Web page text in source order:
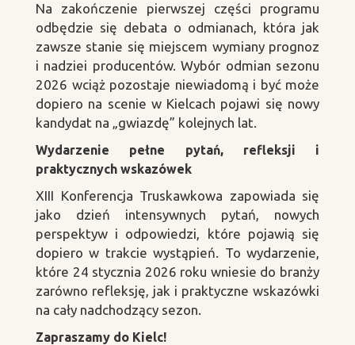
Na zakończenie pierwszej części programu
odbędzie się debata o odmianach, która jak
zawsze stanie się miejscem wymiany prognoz
i nadziei producentów. Wybór odmian sezonu
2026 wciąż pozostaje niewiadomą i być może
dopiero na scenie w Kielcach pojawi się nowy
kandydat na „gwiazdę” kolejnych lat.
Wydarzenie pełne pytań, refleksji i
praktycznych wskazówek
XIII Konferencja Truskawkowa zapowiada się
jako dzień intensywnych pytań, nowych
perspektyw i odpowiedzi, które pojawią się
dopiero w trakcie wystąpień. To wydarzenie,
które 24 stycznia 2026 roku wniesie do branży
zarówno refleksję, jak i praktyczne wskazówki
na cały nadchodzący sezon.
Zapraszamy do Kielc!